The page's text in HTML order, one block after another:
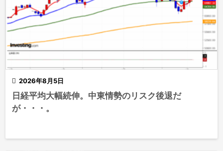
 2026年8月5日
日経平均大幅続伸。中東情勢のリスク後退だ
が・・・。